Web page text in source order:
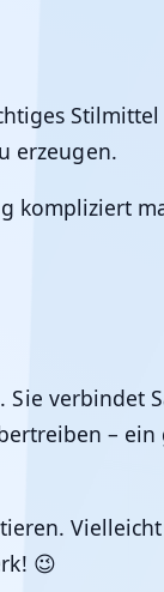
erzeugen.
kompliziert
verbindet
– ein
😉